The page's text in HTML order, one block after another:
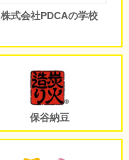
株式会社PDCAの学校
保谷納豆